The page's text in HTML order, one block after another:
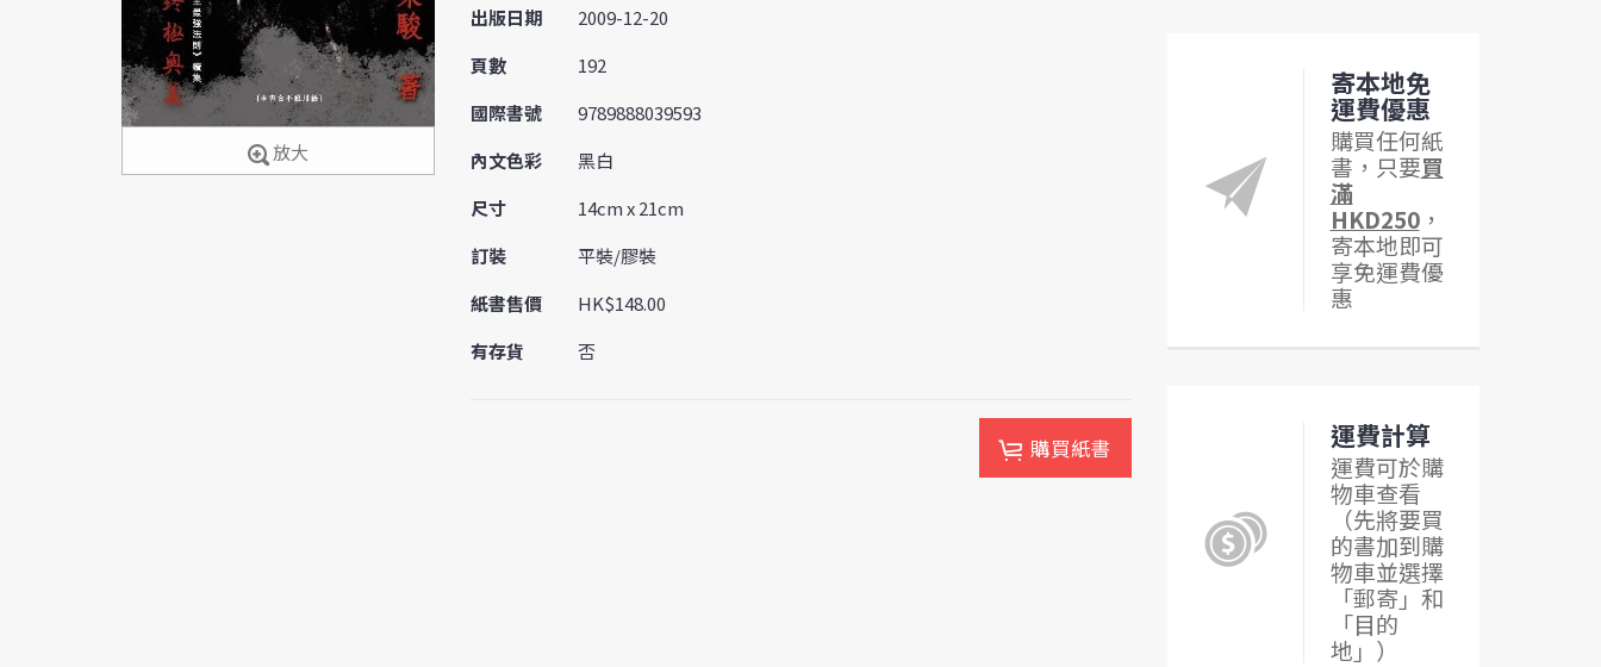
放大
出版日期
2009-12-20
頁數
192
國際書號
9789888039593
內文色彩
黑白
尺寸
14cm x 21cm
訂裝
平裝/膠裝
紙書售價
HK$148.00
有存貨
否
購買紙書
寄本地免
運費優惠
購買任何紙
書，只要買
滿
HKD250，
寄本地即可
享免運費優
惠
運費計算
運費可於購
物車查看
（先將要買
的書加到購
物車並選擇
「郵寄」和
「目的
地」）